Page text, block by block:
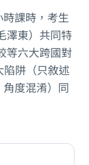
課時，考生
澤東）共同特
等六大跨國對
阱（只敘述
度混淆）同